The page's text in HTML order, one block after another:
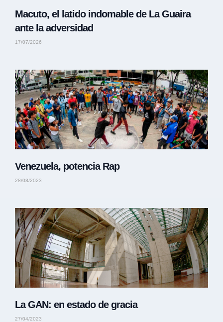
Macuto, el latido indomable de La Guaira
ante la adversidad
17/07/2026
Venezuela, potencia Rap
28/08/2023
La GAN: en estado de gracia
27/04/2023